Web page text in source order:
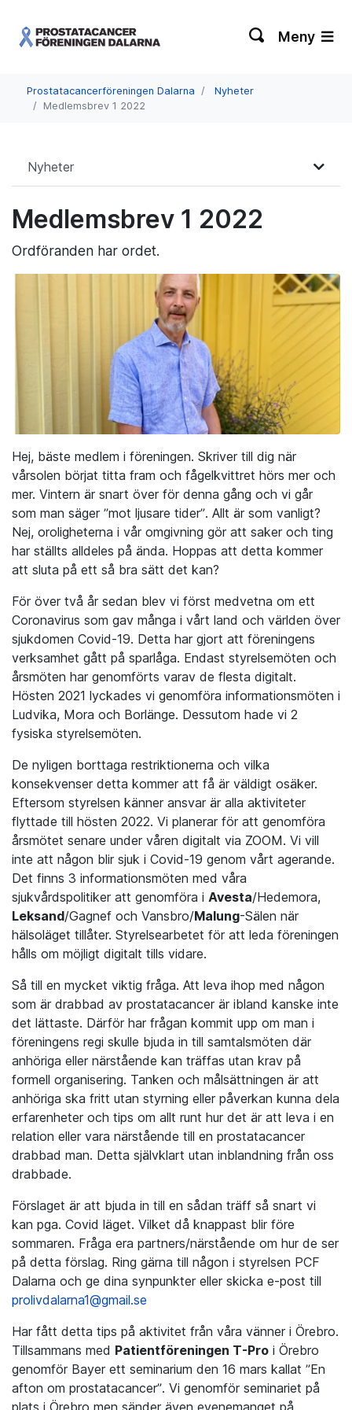
Meny
Prostatacancerföreningen Dalarna
Nyheter
Medlemsbrev 1 2022
Nyheter
Medlemsbrev 1 2022
Ordföranden har ordet.
Hej, bäste medlem i föreningen. Skriver till dig när
vårsolen börjat titta fram och fågelkvittret hörs mer och
mer. Vintern är snart över för denna gång och vi går
som man säger ”mot ljusare tider”. Allt är som vanligt?
Nej, oroligheterna i vår omgivning gör att saker och ting
har ställts alldeles på ända. Hoppas att detta kommer
att sluta på ett så bra sätt det kan?
För över två år sedan blev vi först medvetna om ett
Coronavirus som gav många i vårt land och världen över
sjukdomen Covid-19. Detta har gjort att föreningens
verksamhet gått på sparlåga. Endast styrelsemöten och
årsmöten har genomförts varav de flesta digitalt.
Hösten 2021 lyckades vi genomföra informationsmöten i
Ludvika, Mora och Borlänge. Dessutom hade vi 2
fysiska styrelsemöten.
De nyligen borttaga restriktionerna och vilka
konsekvenser detta kommer att få är väldigt osäker.
Eftersom styrelsen känner ansvar är alla aktiviteter
flyttade till hösten 2022. Vi planerar för att genomföra
årsmötet senare under våren digitalt via ZOOM. Vi vill
inte att någon blir sjuk i Covid-19 genom vårt agerande.
Det finns 3 informationsmöten med våra
sjukvårdspolitiker att genomföra i Avesta/Hedemora,
Leksand/Gagnef och Vansbro/Malung-Sälen när
hälsoläget tillåter. Styrelsearbetet för att leda föreningen
hålls om möjligt digitalt tills vidare.
Så till en mycket viktig fråga. Att leva ihop med någon
som är drabbad av prostatacancer är ibland kanske inte
det lättaste. Därför har frågan kommit upp om man i
föreningens regi skulle bjuda in till samtalsmöten där
anhöriga eller närstående kan träffas utan krav på
formell organisering. Tanken och målsättningen är att
anhöriga ska fritt utan styrning eller påverkan kunna dela
erfarenheter och tips om allt runt hur det är att leva i en
relation eller vara närstående till en prostatacancer
drabbad man. Detta självklart utan inblandning från oss
drabbade.
Förslaget är att bjuda in till en sådan träff så snart vi
kan pga. Covid läget. Vilket då knappast blir före
sommaren. Fråga era partners/närstående om hur de ser
på detta förslag. Ring gärna till någon i styrelsen PCF
Dalarna och ge dina synpunkter eller skicka e-post till
prolivdalarna1@gmail.se
Har fått detta tips på aktivitet från våra vänner i Örebro.
Tillsammans med Patientföreningen T-Pro i Örebro
genomför Bayer ett seminarium den 16 mars kallat ”En
afton om prostatacancer”. Vi genomför seminariet på